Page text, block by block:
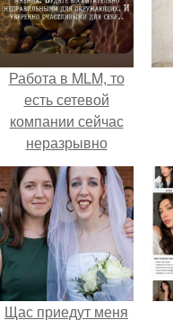
Работа в MLM, то
есть сетевой
компании сейчас
неразрывно
связана с создание
своего контента,
своей страницы в
соц сетях.
Щас приедут меня